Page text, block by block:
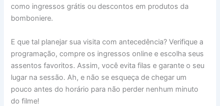
como ingressos grátis ou descontos em produtos da
bomboniere.
E que tal planejar sua visita com antecedência? Verifique a
programação, compre os ingressos online e escolha seus
assentos favoritos. Assim, você evita filas e garante o seu
lugar na sessão. Ah, e não se esqueça de chegar um
pouco antes do horário para não perder nenhum minuto
do filme!